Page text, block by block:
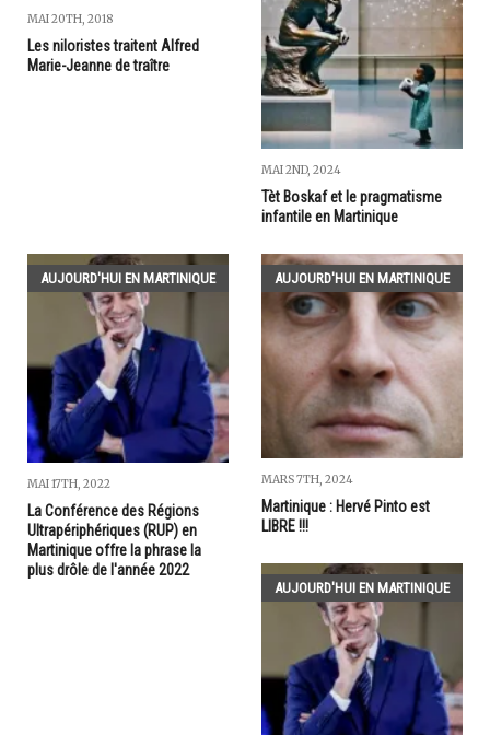
MAI 20TH, 2018
Les niloristes traitent Alfred
Marie-Jeanne de traître
MAI 2ND, 2024
Tèt Boskaf et le pragmatisme
infantile en Martinique
AUJOURD'HUI EN MARTINIQUE
MAI 17TH, 2022
La Conférence des Régions
Ultrapériphériques (RUP) en
Martinique offre la phrase la
plus drôle de l'année 2022
AUJOURD'HUI EN MARTINIQUE
MARS 7TH, 2024
Martinique : Hervé Pinto est
LIBRE !!!
AUJOURD'HUI EN MARTINIQUE